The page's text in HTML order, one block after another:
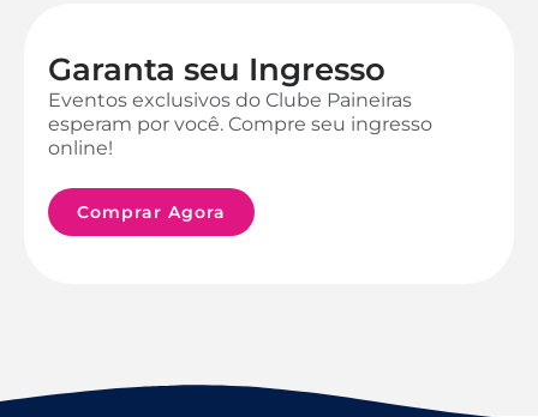
Garanta seu Ingresso
Eventos exclusivos do Clube Paineiras
esperam por você. Compre seu ingresso
online!
Comprar Agora